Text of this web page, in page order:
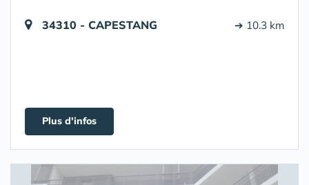
34310 - CAPESTANG ➔ 10.3 km
Plus d'infos